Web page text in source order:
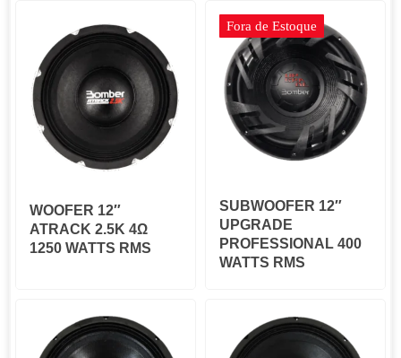
WOOFER 12″
ATRACK 2.5K 4Ω
1250 WATTS RMS
Fora de Estoque
SUBWOOFER 12″
UPGRADE
PROFESSIONAL 400
WATTS RMS